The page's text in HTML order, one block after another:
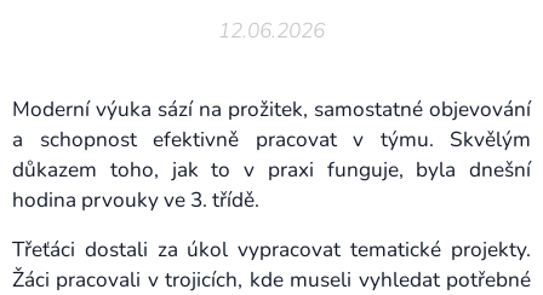
12.06.2026
Moderní výuka sází na prožitek, samostatné objevování
a schopnost efektivně pracovat v týmu. Skvělým
důkazem toho, jak to v praxi funguje, byla dnešní
hodina prvouky ve 3. třídě.
Třeťáci dostali za úkol vypracovat tematické projekty.
Žáci pracovali v trojicích, kde museli vyhledat potřebné